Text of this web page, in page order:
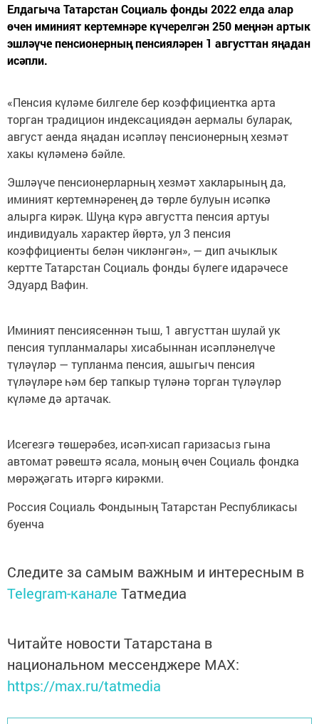
Елдагыча Татарстан Социаль фонды 2022 елда алар
өчен иминият кертемнәре күчерелгән 250 меңнән артык
эшләүче пенсионерның пенсияләрен 1 августтан яңадан
исәпли.
«Пенсия күләме билгеле бер коэффициентка арта
торган традицион индексациядән аермалы буларак,
август аенда яңадан исәпләү пенсионерның хезмәт
хакы күләменә бәйле.
Эшләүче пенсионерларның хезмәт хакларының да,
иминият кертемнәренең дә төрле булуын исәпкә
алырга кирәк. Шуңа күрә августта пенсия артуы
индивидуаль характер йөртә, ул 3 пенсия
коэффициенты белән чикләнгән», — дип ачыклык
кертте Татарстан Социаль фонды бүлеге идарәчесе
Эдуард Вафин.
Иминият пенсиясеннән тыш, 1 августтан шулай ук
пенсия тупланмалары хисабыннан исәпләнелүче
түләүләр — тупланма пенсия, ашыгыч пенсия
түләүләре һәм бер тапкыр түләнә торган түләүләр
күләме дә артачак.
Исегезгә төшерәбез, исәп-хисап гаризасыз гына
автомат рәвештә ясала, моның өчен Социаль фондка
мөрәҗәгать итәргә кирәкми.
Россия Социаль Фондының Татарстан Республикасы
буенча
Следите за самым важным и интересным в
Telegram-канале Татмедиа
Читайте новости Татарстана в
национальном мессенджере MАХ:
https://max.ru/tatmedia